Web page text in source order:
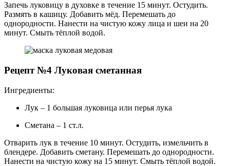
Запечь луковицу в духовке в течение 15 минут. Остудить.
Размять в кашицу. Добавить мёд. Перемешать до
однородности. Нанести на чистую кожу лица и шеи на 20
минут. Смыть тёплой водой.
Рецепт №4 Луковая сметанная
Ингредиенты:
Лук – 1 большая луковица или перья лука
Сметана – 1 ст.л.
Отварить лук в течение 10 минут. Остудить, измельчить в
блендере. Добавить сметану. Перемешать до однородности.
Нанести на чистую кожу на 15 минут. Смыть тёплой водой.